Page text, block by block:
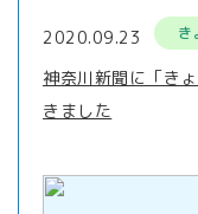
2020.09.23 き
神奈川新聞に「き
きました